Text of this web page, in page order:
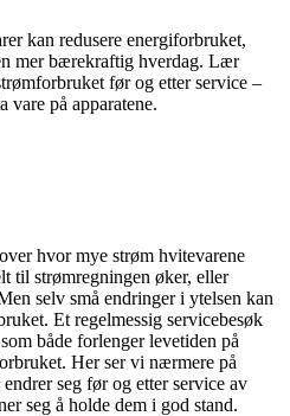
kan redusere energiforbruket,
mer bærekraftig hverdag. Lær
før og etter service –
vare på apparatene.
hvor mye strøm hvitevarene
til strømregningen øker, eller
selv små endringer i ytelsen kan
Et regelmessig servicebesøk
både forlenger levetiden på
Her ser vi nærmere på
seg før og etter service av
seg å holde dem i god stand.